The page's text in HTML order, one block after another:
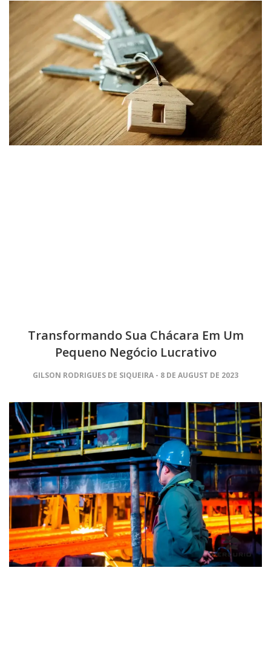
Transformando Sua Chácara Em Um
Pequeno Negócio Lucrativo
GILSON RODRIGUES DE SIQUEIRA 8 DE AUGUST DE 2023